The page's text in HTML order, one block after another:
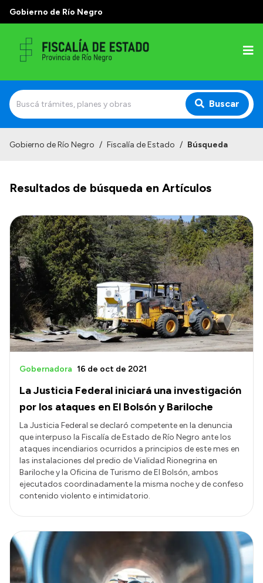
Gobierno de Río Negro
Buscar
Función
Autoridades
Abogados de Judiciales y Control de Legalidad
Delegaciones
Revista Abogacía Pública
Contacto Institucional
Gobierno de Río Negro / Fiscalía de Estado / Búsqueda
Resultados de búsqueda en Artículos
La Justicia Federal iniciará una investigación
por los ataques en El Bolsón y Bariloche
Gobernadora 16 de oct de 2021
La Justicia Federal se declaró competente en la denuncia
que interpuso la Fiscalía de Estado de Río Negro ante los
ataques incendiarios ocurridos a principios de este mes en
las instalaciones del predio de Vialidad Rionegrina en
Bariloche y la Oficina de Turismo de El Bolsón, ambos
ejecutados coordinadamente la misma noche y de confeso
contenido violento e intimidatorio.